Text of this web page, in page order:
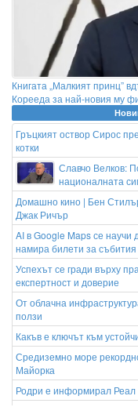
Книгата „Малкият принц”
Корееда за най-новия му
Гръцкият оствор Сирос
котки
Славчо Велков:
националната
Домашно кино | Бен
Джак Ричър
AI в Google Maps се научи
намира билети за събития
Успехът се гради върху
експертност и доверие
От облачна
ползи
Какъв е ключът към
Средиземно море
Майорка
Родри е информирал